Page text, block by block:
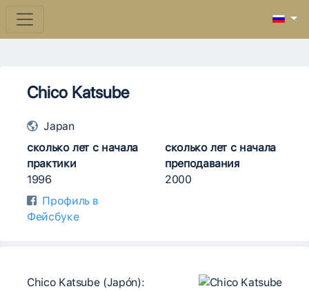
Chico Katsube
Japan
сколько лет с начала
практики
1996
сколько лет с начала
преподавания
2000
Профиль в
Фейсбуке
Chico Katsube (Japón):